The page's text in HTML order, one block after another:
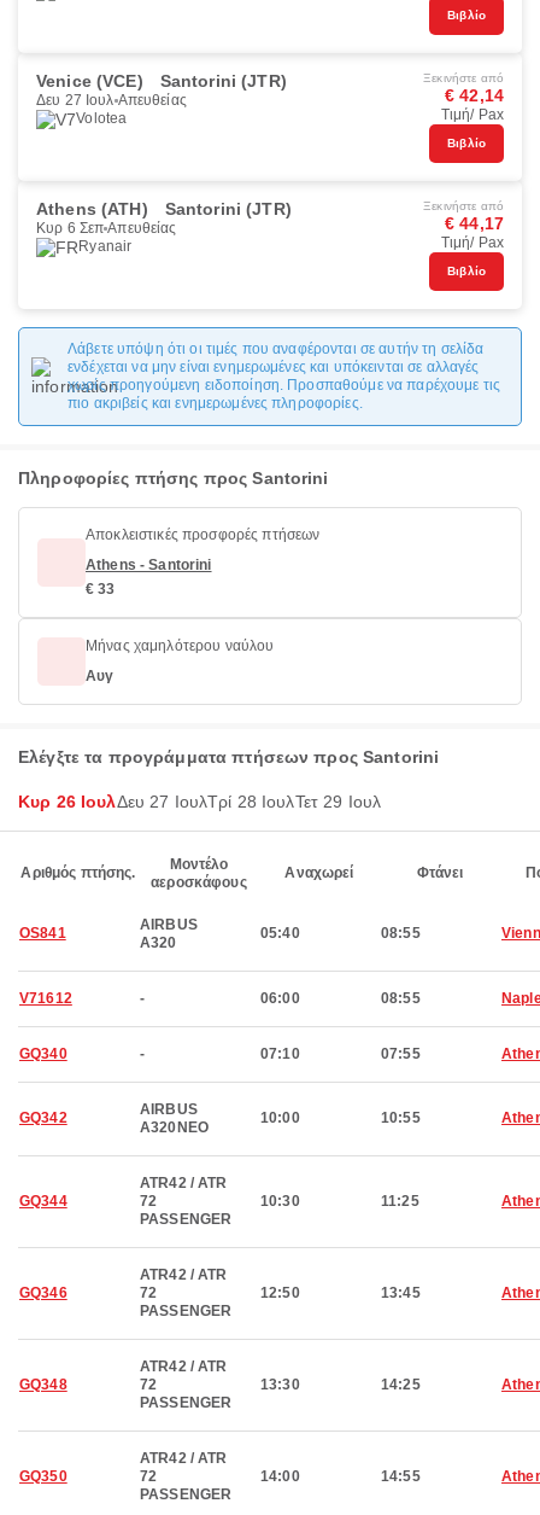
Βιβλίο
Venice (VCE) Santorini (JTR)
Δευ 27 Ιουλ Απευθείας
Volotea
Ξεκινήστε από
€ 42,14
Τιμή/ Pax
Βιβλίο
Athens (ATH) Santorini (JTR)
Κυρ 6 Σεπ Απευθείας
Ryanair
Ξεκινήστε από
€ 44,17
Τιμή/ Pax
Βιβλίο
Λάβετε υπόψη ότι οι τιμές που αναφέρονται σε αυτήν τη σελίδα
ενδέχεται να μην είναι ενημερωμένες και υπόκεινται σε αλλαγές
χωρίς προηγούμενη ειδοποίηση. Προσπαθούμε να παρέχουμε τις
πιο ακριβείς και ενημερωμένες πληροφορίες.
Πληροφορίες πτήσης προς Santorini
Αποκλειστικές προσφορές πτήσεων
Athens - Santorini
€ 33
Μήνας χαμηλότερου ναύλου
Αυγ
Ελέγξτε τα προγράμματα πτήσεων προς Santorini
Κυρ 26 ΙουλΔευ 27 ΙουλΤρί 28 ΙουλΤετ 29 Ιουλ
Αριθμός πτήσης.
Μοντέλο
αεροσκάφους
Αναχωρεί Φτάνει
OS841
AIRBUS
A320
05:40 08:55
V71612 - 06:00 08:55
GQ340 - 07:10 07:55
GQ342
AIRBUS
A320NEO
10:00 10:55
GQ344
ATR42 / ATR
72
PASSENGER
10:30 11:25
GQ346
ATR42 / ATR
72
PASSENGER
12:50 13:45
GQ348
ATR42 / ATR
72
PASSENGER
13:30 14:25
GQ350
ATR42 / ATR
72
PASSENGER
14:00 14:55